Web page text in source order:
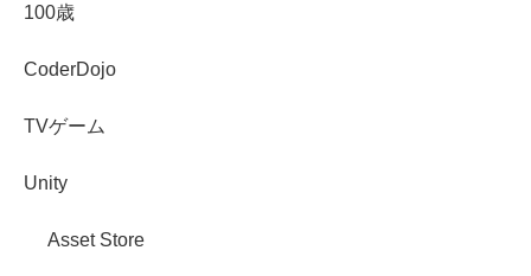
100歳
CoderDojo
TVゲーム
Unity
Asset Store